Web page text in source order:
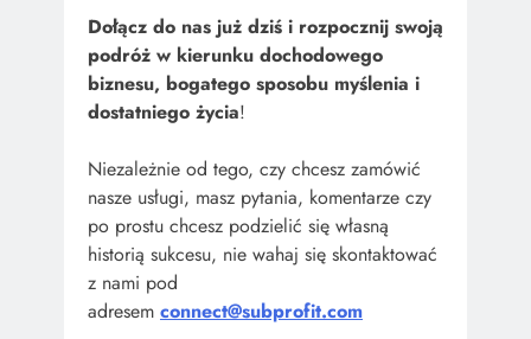
Dołącz do nas już dziś i rozpocznij swoją
podróż w kierunku dochodowego
biznesu, bogatego sposobu myślenia i
dostatniego życia!
Niezależnie od tego, czy chcesz zamówić
nasze usługi, masz pytania, komentarze czy
po prostu chcesz podzielić się własną
historią sukcesu, nie wahaj się skontaktować
z nami pod
adresem connect@subprofit.com